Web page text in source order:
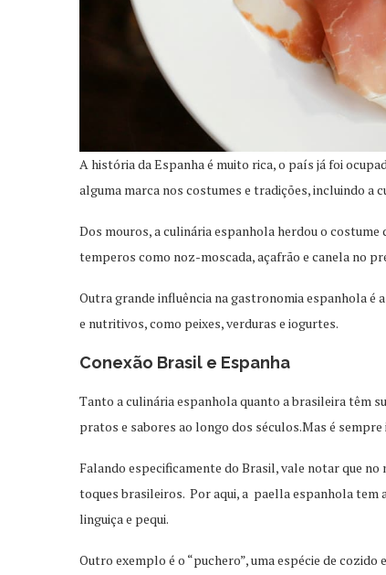
A história da Espanha é muito rica, o país já foi
alguma marca nos costumes e tradições, incluindo a
Dos mouros, a culinária espanhola herdou o
temperos como noz-moscada, açafrão e canela no
Outra grande influência na gastronomia espanhola é
e nutritivos, como peixes, verduras e iogurtes.
Conexão Brasil e Espanha
Tanto a culinária espanhola quanto a brasileira têm
pratos e sabores ao longo dos séculos.Mas é
Falando especificamente do Brasil, vale notar que
toques brasileiros. Por aqui, a paella espanhola tem
linguiça e pequi.
Outro exemplo é o “puchero”, uma espécie de